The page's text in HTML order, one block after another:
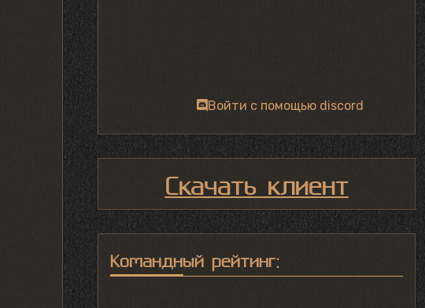
Войти с помощью discord
Скачать клиент
Командный рейтинг: